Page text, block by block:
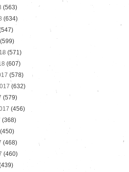
(563)
(634)
(599)
(571)
(607)
(578)
(632)
(579)
(456)
(368)
(450)
(468)
(460)